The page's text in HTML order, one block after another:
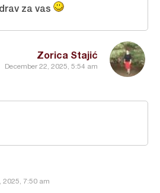
Zorica Stajić
December 22, 2025, 5:54 am
za vas
2025, 7:50 am